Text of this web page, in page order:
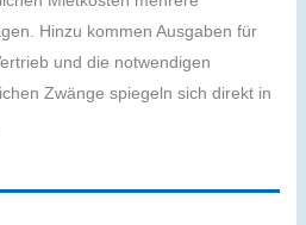
Hinzu kommen Ausgaben für
und die notwendigen
Zwänge spiegeln sich direkt in